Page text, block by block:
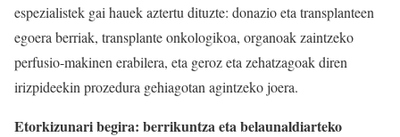
espezialistek gai hauek aztertu dituzte: donazio eta transplanteen
egoera berriak, transplante onkologikoa, organoak zaintzeko
perfusio-makinen erabilera, eta geroz eta zehatzagoak diren
irizpideekin prozedura gehiagotan agintzeko joera.
Etorkizunari begira: berrikuntza eta belaunaldiarteko